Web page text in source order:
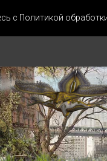
с Политикой